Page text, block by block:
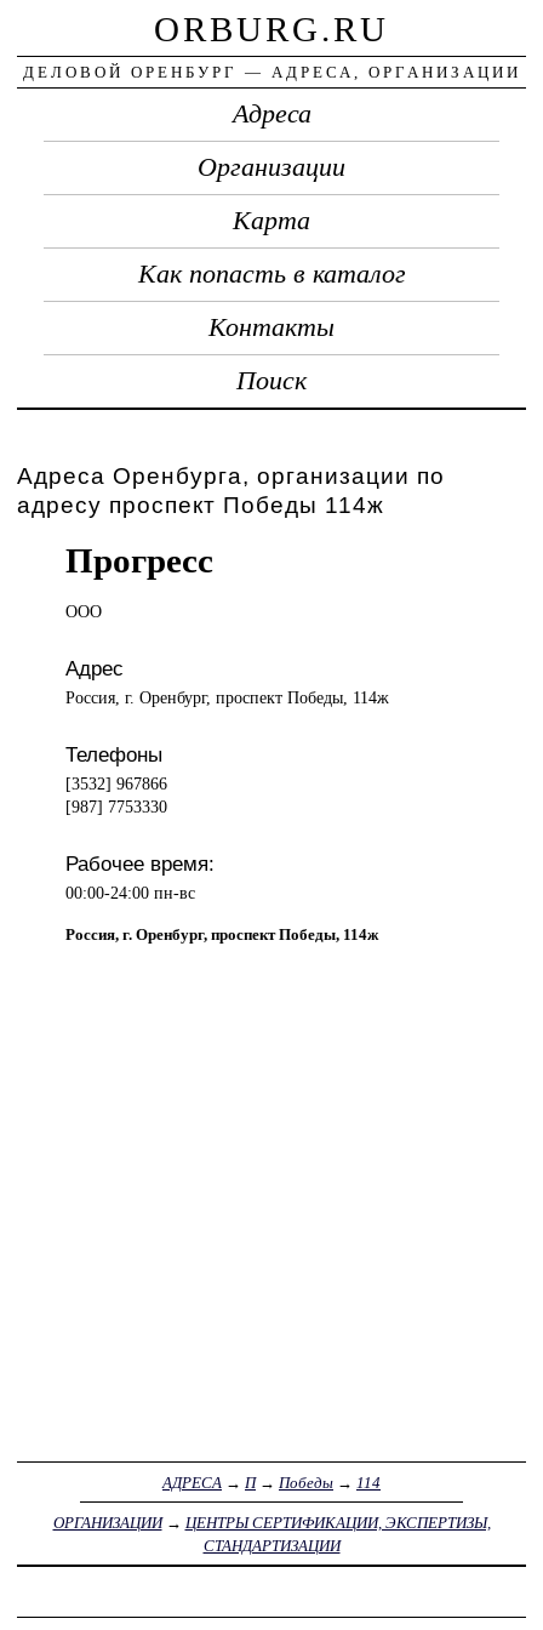
ORBURG.RU
ДЕЛОВОЙ ОРЕНБУРГ — АДРЕСА, ОРГАНИЗАЦИИ
Адреса
Организации
Карта
Как попасть в каталог
Контакты
Поиск
Адреса Оренбурга, организации по
адресу проспект Победы 114ж
Прогресс
ООО
Адрес
Россия, г. Оренбург, проспект Победы, 114ж
Телефоны
[3532] 967866
[987] 7753330
Рабочее время:
00:00-24:00 пн-вс
Россия, г. Оренбург, проспект Победы, 114ж
АДРЕСА → П→ Победы → 114
ОРГАНИЗАЦИИ→ ЦЕНТРЫ СЕРТИФИКАЦИИ, ЭКСПЕРТИЗЫ,
СТАНДАРТИЗАЦИИ